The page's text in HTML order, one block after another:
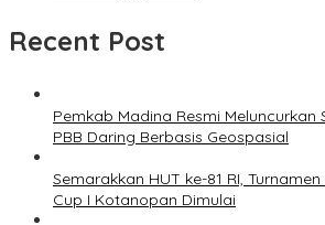
Recent Post
Pemkab Madina Resmi Meluncurkan
PBB Daring Berbasis Geospasial
Semarakkan HUT ke-81 RI,
Cup I Kotanopan Dimulai